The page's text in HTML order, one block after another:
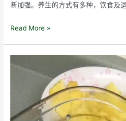
断加强。养生的方式有多种，饮食及
Udo
吃
疫
Read More »